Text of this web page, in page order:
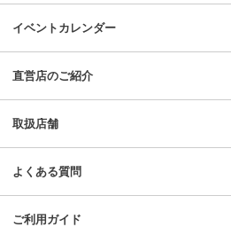
イベントカレンダー
直営店のご紹介
取扱店舗
よくある質問
ご利用ガイド